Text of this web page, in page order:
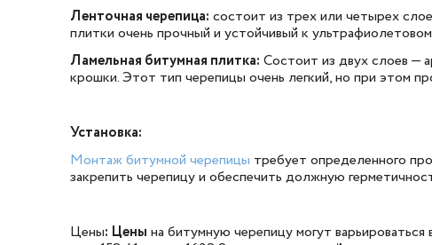
Ленточная черепица: состоит из трех или четырех
плитки очень прочный и устойчивый к
Ламельная битумная плитка: Состоит из двух слоев —
крошки. Этот тип черепицы очень легкий, но при этом
Установка:
Монтаж битумной черепицы требует определенного
закрепить черепицу и обеспечить должную
Цены: Цены на битумную черепицу могут